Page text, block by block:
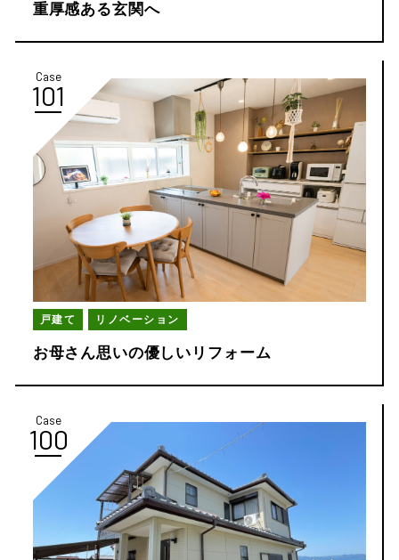
重厚感ある玄関へ
Case
101
戸建て リノベーション
お母さん思いの優しいリフォーム
Case
100